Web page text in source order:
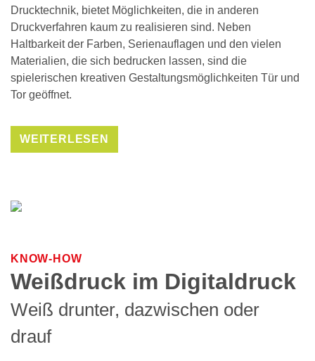
Drucktechnik, bietet Möglichkeiten, die in anderen
Druckverfahren kaum zu realisieren sind. Neben
Haltbarkeit der Farben, Serienauflagen und den vielen
Materialien, die sich bedrucken lassen, sind die
spielerischen kreativen Gestaltungsmöglichkeiten Tür und
Tor geöffnet.
WEITERLESEN
KNOW-HOW
Weißdruck im Digitaldruck
Weiß drunter, dazwischen oder
drauf